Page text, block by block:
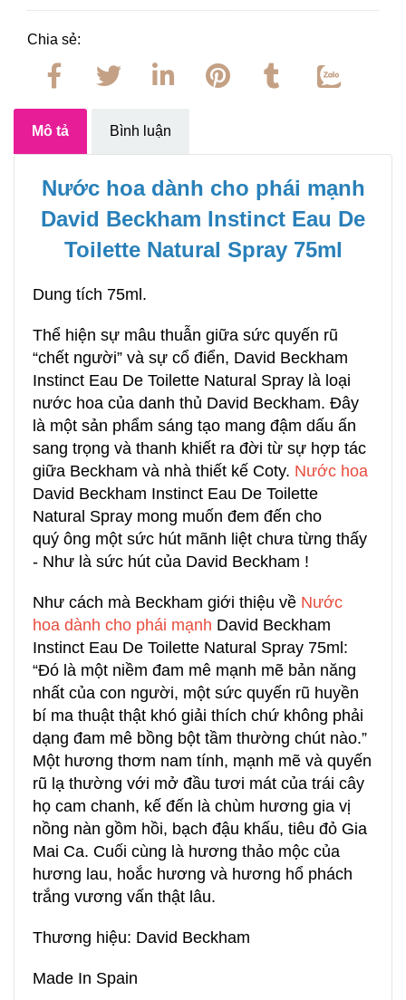
Chia sẻ:
Mô tả Bình luận
Nước hoa dành cho phái mạnh
David Beckham Instinct Eau De
Toilette Natural Spray 75ml
Dung tích 75ml.
Thể hiện sự mâu thuẫn giữa sức quyến rũ
“chết người” và sự cổ điển, David Beckham
Instinct Eau De Toilette Natural Spray là loại
nước hoa của danh thủ David Beckham. Đây
là một sản phẩm sáng tạo mang đậm dấu ấn
sang trọng và thanh khiết ra đời từ sự hợp tác
giữa Beckham và nhà thiết kế Coty. Nước hoa
David Beckham Instinct Eau De Toilette
Natural Spray mong muốn đem đến cho
quý ông một sức hút mãnh liệt chưa từng thấy
- Như là sức hút của David Beckham !
Như cách mà Beckham giới thiệu về Nước
hoa dành cho phái mạnh David Beckham
Instinct Eau De Toilette Natural Spray 75ml:
“Đó là một niềm đam mê mạnh mẽ bản năng
nhất của con người, một sức quyến rũ huyền
bí ma thuật thật khó giải thích chứ không phải
dạng đam mê bồng bột tầm thường chút nào.”
Một hương thơm nam tính, mạnh mẽ và quyến
rũ lạ thường với mở đầu tươi mát của trái cây
họ cam chanh, kế đến là chùm hương gia vị
nồng nàn gồm hồi, bạch đậu khấu, tiêu đỏ Gia
Mai Ca. Cuối cùng là hương thảo mộc của
hương lau, hoắc hương và hương hổ phách
trắng vương vấn thật lâu.
Thương hiệu: David Beckham
Made In Spain